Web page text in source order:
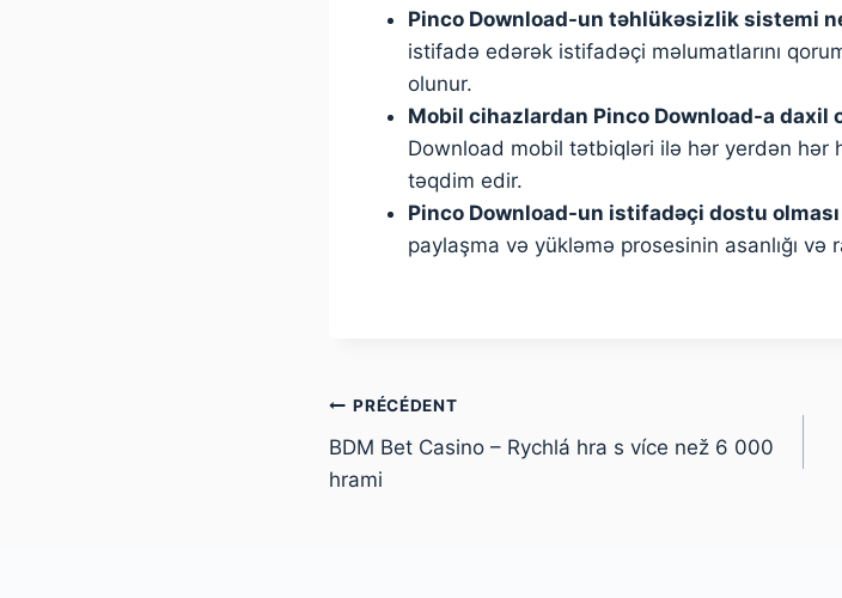
Pinco Download-un təhlükəsizlik sistemi
istifadə edərək istifadəçi məlumatlarını
olunur.
Mobil cihazlardan Pinco Download-a daxil
Download mobil tətbiqləri ilə hər yerdən hər
təqdim edir.
Pinco Download-un istifadəçi dostu
paylaşma və yükləmə prosesinin asanlığı və
PRÉCÉDENT
BDM Bet Casino – Rychlá hra s více než 6 000
hrami